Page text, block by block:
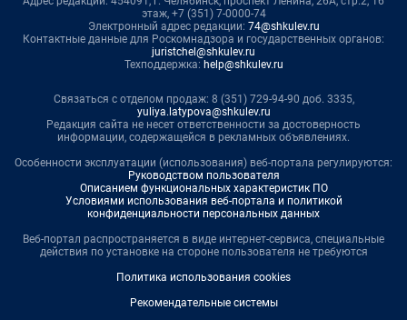
этаж, +7 (351) 7-0000-74
Электронный адрес редакции: 74@shkulev.ru
Контактные данные для Роскомнадзора и государственных органов:
juristchel@shkulev.ru
Техподдержка: help@shkulev.ru
Связаться с отделом продаж: 8 (351) 729-94-90 доб. 3335,
yuliya.latypova@shkulev.ru
Редакция сайта не несет ответственности за достоверность
информации, содержащейся в рекламных объявлениях.
Особенности эксплуатации (использования) веб-портала регулируются:
Руководством пользователя
Описанием функциональных характеристик ПО
Условиями использования веб-портала и политикой
конфиденциальности персональных данных
Веб-портал распространяется в виде интернет-сервиса, специальные
действия по установке на стороне пользователя не требуются
Политика использования cookies
Рекомендательные системы